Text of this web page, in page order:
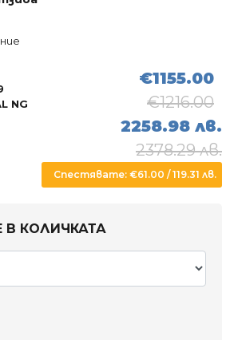
NG
€1155.00
€1216.00
2258.98 лв.
2378.29 лв.
Спестявате: €61.00 / 119.31 лв.
В КОЛИЧКАТА